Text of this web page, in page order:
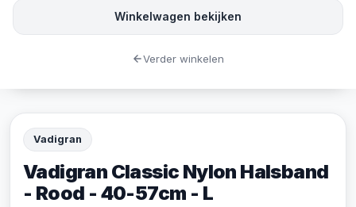
Vadigran
Vadigran Classic Nylon Halsband
- Rood - 40-57cm - L
Winkelwagen bekijken
Verder winkelen